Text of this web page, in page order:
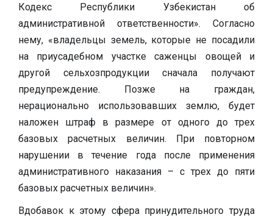
Кодекс Республики Узбекистан об
административной ответственности». Согласно
нему, «владельцы земель, которые не посадили
на приусадебном участке саженцы овощей и
другой сельхозпродукции сначала получают
предупреждение. Позже на граждан,
нерационально использовавших землю, будет
наложен штраф в размере от одного до трех
базовых расчетных величин. При повторном
нарушении в течение года после применения
административного наказания – с трех до пяти
базовых расчетных величин».
Вдобавок к этому сфера принудительного труда